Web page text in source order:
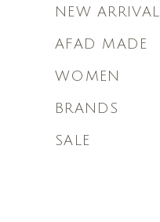
NEW ARRIVAL
AFAD MADE
WOMEN
BRANDS
SALE